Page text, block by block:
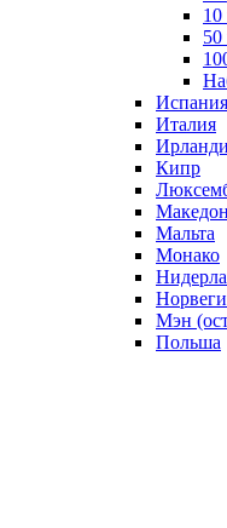
10
50
Испания
Италия
Кипр
Мальта
Монако
Мэн
Польша